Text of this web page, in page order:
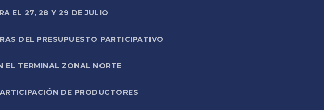
EL 27, 28 Y 29 DE JULIO
DEL PRESUPUESTO PARTICIPATIVO
EL TERMINAL ZONAL NORTE
DE PRODUCTORES